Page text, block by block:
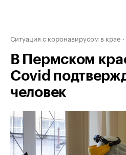
Ситуация с коронавирусом в крае
В Пермском
Covid
человек